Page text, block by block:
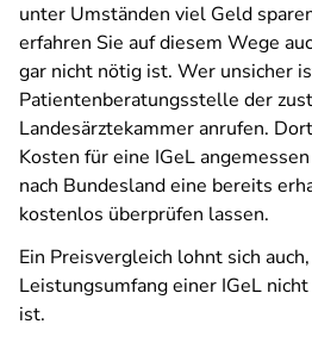
unter Umständen viel Geld
erfahren Sie auf diesem Wege
gar nicht nötig ist. Wer unsicher
Patientenberatungsstelle der
Landesärztekammer anrufen.
Kosten für eine IGeL
nach Bundesland eine bereits
kostenlos überprüfen lassen.
Ein Preisvergleich lohnt sich
Leistungsumfang einer IGeL
ist.